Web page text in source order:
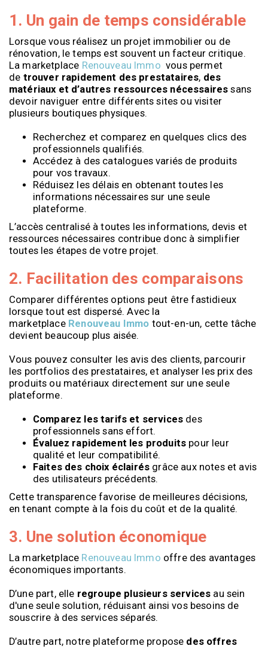
1. Un gain de temps considérable
Lorsque vous réalisez un projet immobilier ou de
rénovation, le temps est souvent un facteur critique.
La marketplace Renouveau Immo vous permet
de trouver rapidement des prestataires, des
matériaux et d’autres ressources nécessaires sans
devoir naviguer entre différents sites ou visiter
plusieurs boutiques physiques.
Recherchez et comparez en quelques clics des
professionnels qualifiés.
Accédez à des catalogues variés de produits
pour vos travaux.
Réduisez les délais en obtenant toutes les
informations nécessaires sur une seule
plateforme.
L’accès centralisé à toutes les informations, devis et
ressources nécessaires contribue donc à simplifier
toutes les étapes de votre projet.
2. Facilitation des comparaisons
Comparer différentes options peut être fastidieux
lorsque tout est dispersé. Avec la
marketplace Renouveau Immo tout-en-un, cette tâche
devient beaucoup plus aisée.
Vous pouvez consulter les avis des clients, parcourir
les portfolios des prestataires, et analyser les prix des
produits ou matériaux directement sur une seule
plateforme.
Comparez les tarifs et services des
professionnels sans effort.
Évaluez rapidement les produits pour leur
qualité et leur compatibilité.
Faites des choix éclairés grâce aux notes et avis
des utilisateurs précédents.
Cette transparence favorise de meilleures décisions,
en tenant compte à la fois du coût et de la qualité.
3. Une solution économique
La marketplace Renouveau Immo offre des avantages
économiques importants.
D’une part, elle regroupe plusieurs services au sein
d'une seule solution, réduisant ainsi vos besoins de
souscrire à des services séparés.
D’autre part, notre plateforme propose des offres